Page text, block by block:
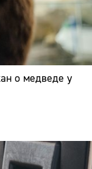
о медведе у